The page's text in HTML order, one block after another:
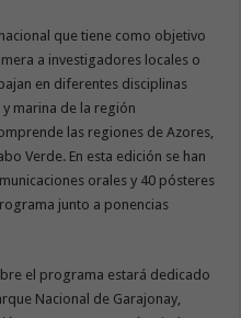
que tiene como objetivo
a investigadores locales o
en diferentes disciplinas
marina de la región
las regiones de Azores,
Verde. En esta edición se han
orales y 40 pósteres
junto a ponencias
el programa estará dedicado
Nacional de Garajonay,